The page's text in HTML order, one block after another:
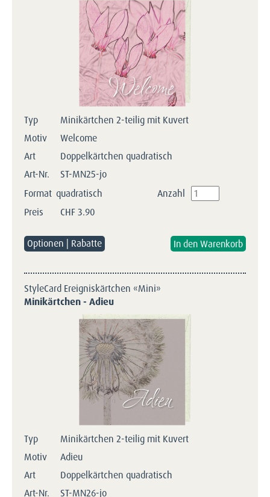
Typ
Minikärtchen 2-teilig mit Kuvert
Motiv
Welcome
Art
Doppelkärtchen quadratisch
Art-Nr.
ST-MN25-jo
Format quadratisch
Anzahl
Preis
CHF3.90
Optionen | Rabatte
StyleCard Ereigniskärtchen «Mini»
Minikärtchen - Adieu
Typ
Minikärtchen 2-teilig mit Kuvert
Motiv
Adieu
Art
Doppelkärtchen quadratisch
Art-Nr.
ST-MN26-jo